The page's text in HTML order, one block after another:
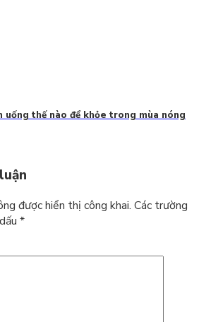
uống thế nào để khỏe trong mùa nóng
được hiển thị công khai. Các trường
*